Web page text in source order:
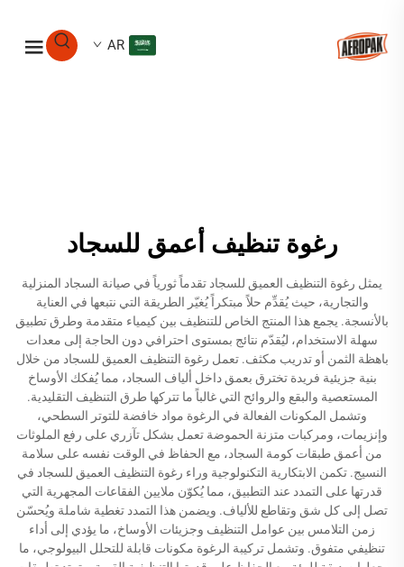
AR
رغوة تنظيف أعمق للسجاد
يمثل رغوة التنظيف العميق للسجاد تقدماً ثورياً في صيانة السجاد المنزلية
والتجارية، حيث يُقدِّم حلاً مبتكراً يُغيّر الطريقة التي نتبعها في العناية
بالأنسجة. يجمع هذا المنتج الخاص للتنظيف بين كيمياء متقدمة وطرق تطبيق
سهلة الاستخدام، ليُقدّم نتائج بمستوى احترافي دون الحاجة إلى معدات
باهظة الثمن أو تدريب مكثف. تعمل رغوة التنظيف العميق للسجاد من خلال
بنية جزيئية فريدة تخترق بعمق داخل ألياف السجاد، مما يُفكك الأوساخ
المستعصية والبقع والروائح التي غالباً ما تتركها طرق التنظيف التقليدية.
وتشمل المكونات الفعالة في الرغوة مواد خافضة للتوتر السطحي،
وإنزيمات، ومركبات متزنة الحموضة تعمل بشكل تآزري على رفع الملوثات
من أعمق طبقات كومة السجاد، مع الحفاظ في الوقت نفسه على سلامة
النسيج. تكمن الابتكارية التكنولوجية وراء رغوة التنظيف العميق للسجاد في
قدرتها على التمدد عند التطبيق، مما يُكوّن ملايين الفقاعات المجهرية التي
تصل إلى كل شق وتقاطع للألياف. ويضمن هذا التمدد تغطية شاملة ويُحسّن
زمن التلامس بين عوامل التنظيف وجزيئات الأوساخ، ما يؤدي إلى أداء
تنظيفي متفوق. وتشمل تركيبة الرغوة مكونات قابلة للتحلل البيولوجي، ما